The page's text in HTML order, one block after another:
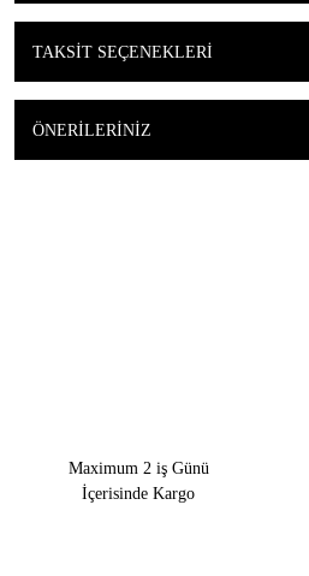
TAKSIT SEÇENEKLERI
ÖNERILERINIZ
Maximum 2 iş Günü
İçerisinde Kargo